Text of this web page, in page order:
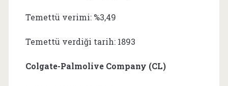
Temettü verimi: %3,49
Temettü verdiği tarih: 1893
Colgate-Palmolive Company (CL)